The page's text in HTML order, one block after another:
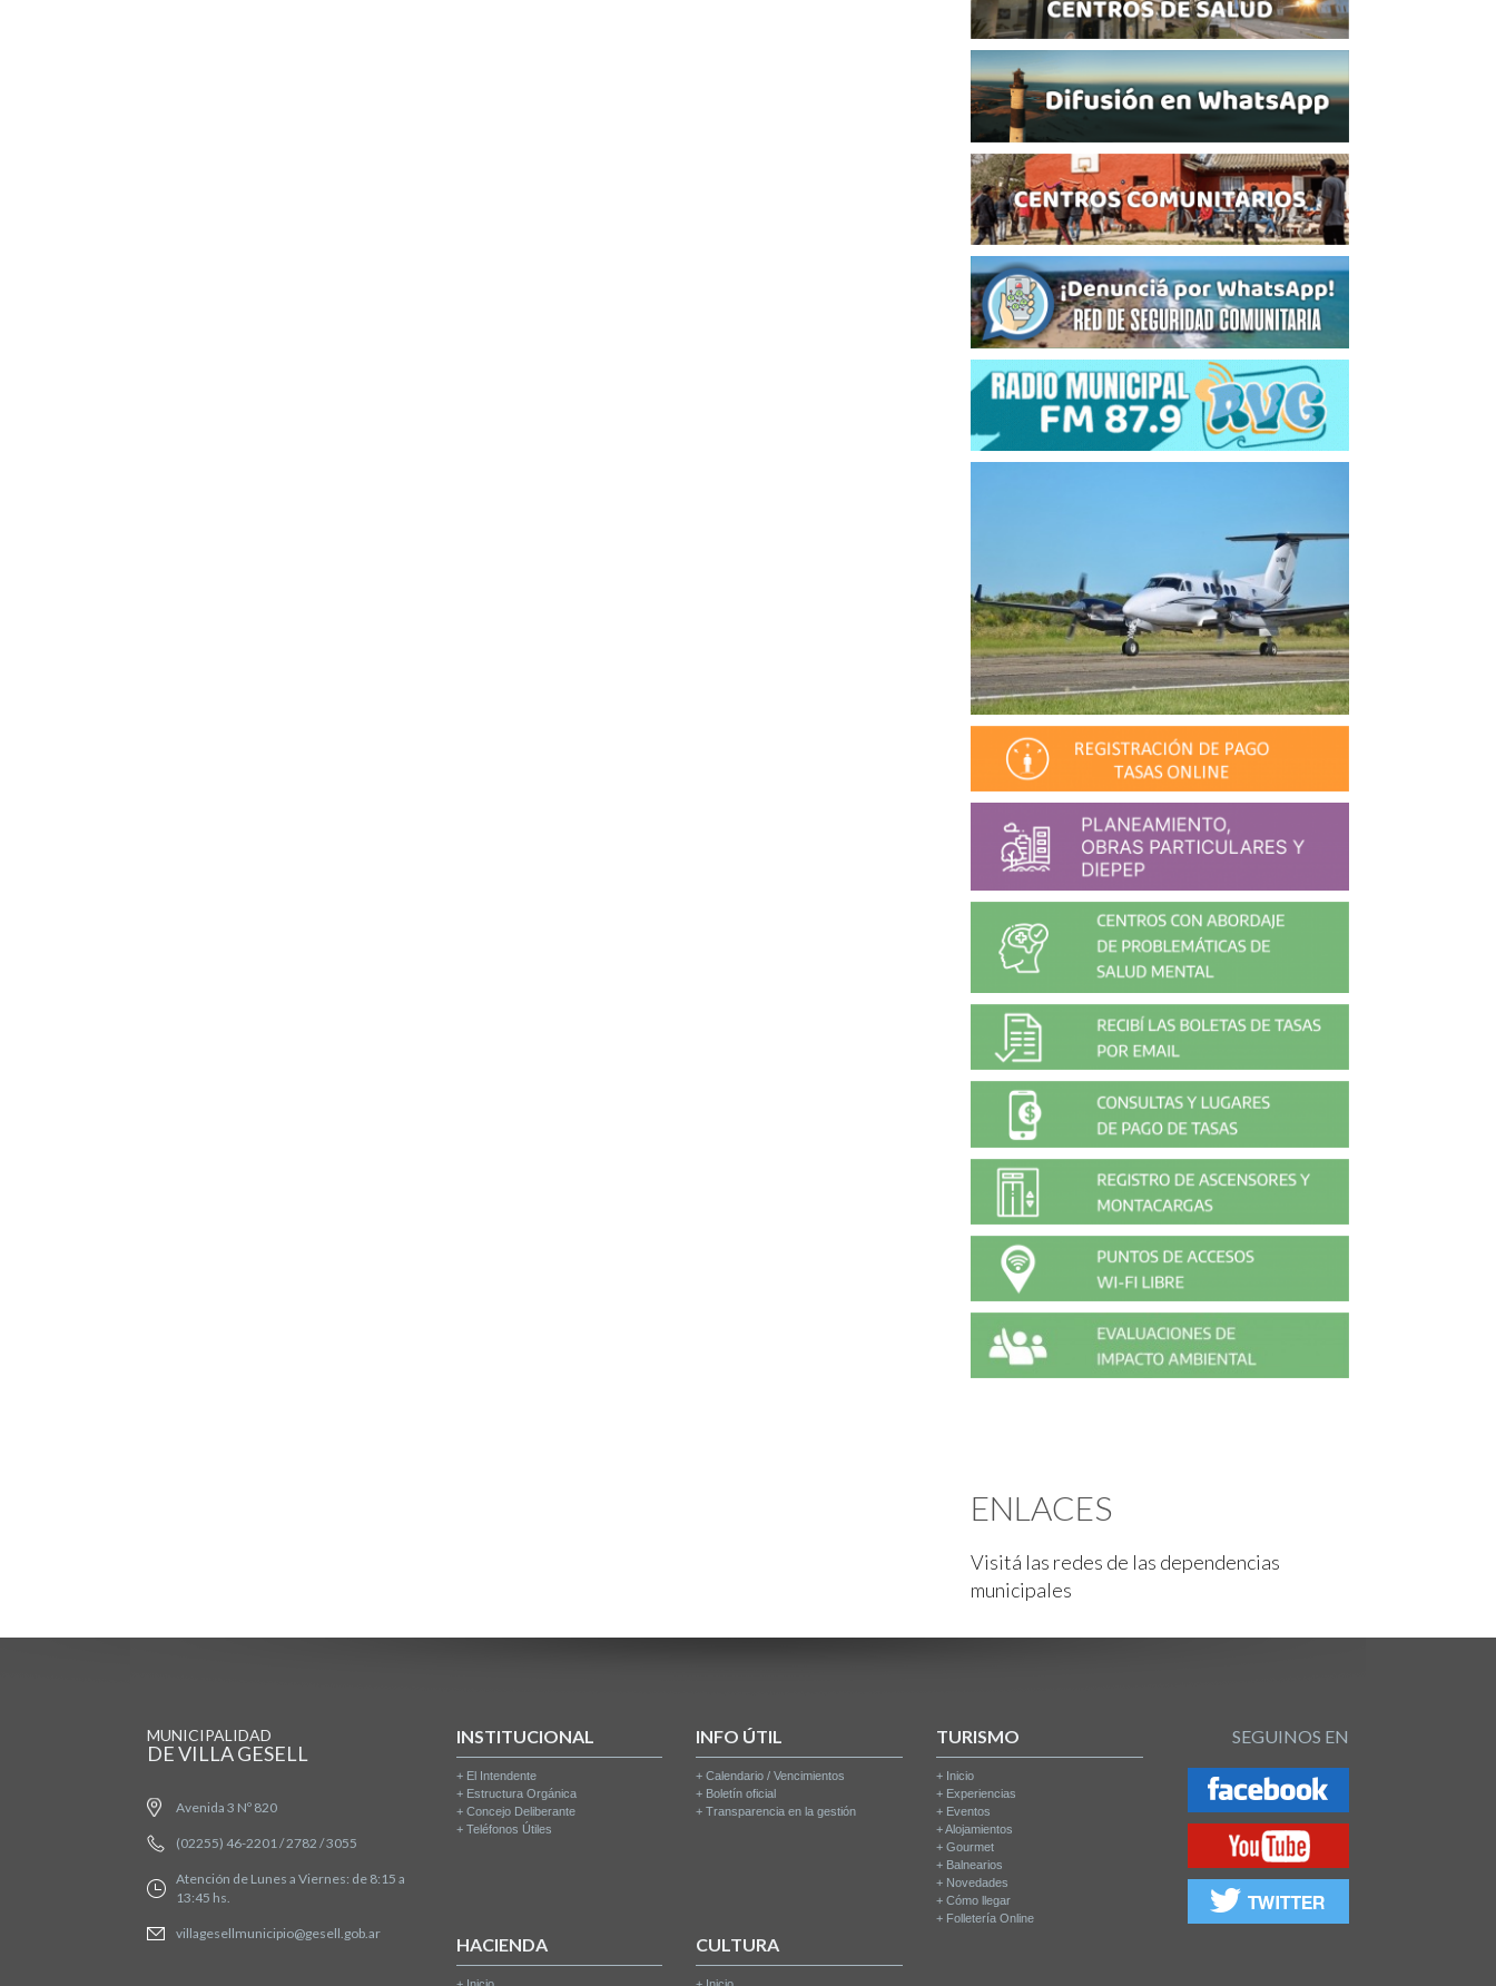
ENLACES
Visitá las redes de las dependencias
municipales
MUNICIPALIDAD
DE VILLA GESELL
Avenida 3 Nº 820
(02255) 46-2201 / 2782 / 3055
Atención de Lunes a Viernes: de 8:15 a
13:45 hs.
villagesellmunicipio@gesell.gob.ar
INSTITUCIONAL
+ El Intendente
+ Estructura Orgánica
+ Concejo Deliberante
+ Teléfonos Útiles
INFO ÚTIL
+Calendario / Vencimientos
+ Boletín oficial
+Transparencia en la gestión
TURISMO
+ Inicio
+ Experiencias
+ Eventos
+Alojamientos
+Gourmet
+ Balnearios
+ Novedades
+Cómo llegar
+ Folletería Online
HACIENDA CULTURA
SEGUINOS EN